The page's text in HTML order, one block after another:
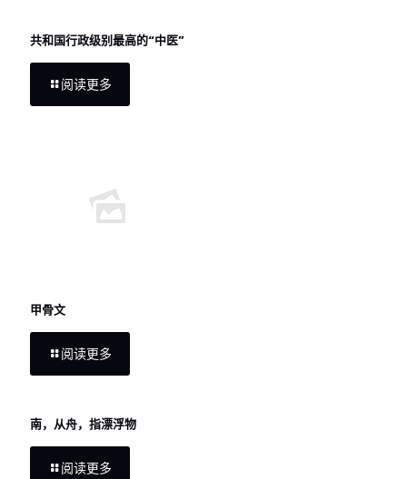
共和国行政级别最高的“中医”
阅读更多
甲骨文
阅读更多
南，从舟，指漂浮物
阅读更多